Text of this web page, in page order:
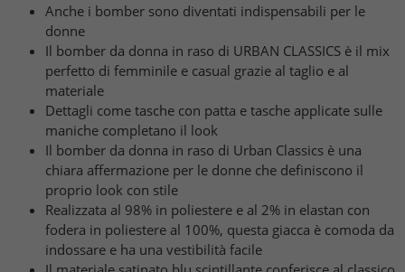
Anche i bomber sono diventati indispensabili per le
donne
Il bomber da donna in raso di URBAN CLASSICS è il mix
perfetto di femminile e casual grazie al taglio e al
materiale
Dettagli come tasche con patta e tasche applicate sulle
maniche completano il look
Il bomber da donna in raso di Urban Classics è una
chiara affermazione per le donne che definiscono il
proprio look con stile
Realizzata al 98% in poliestere e al 2% in elastan con
fodera in poliestere al 100%, questa giacca è comoda da
indossare e ha una vestibilità facile